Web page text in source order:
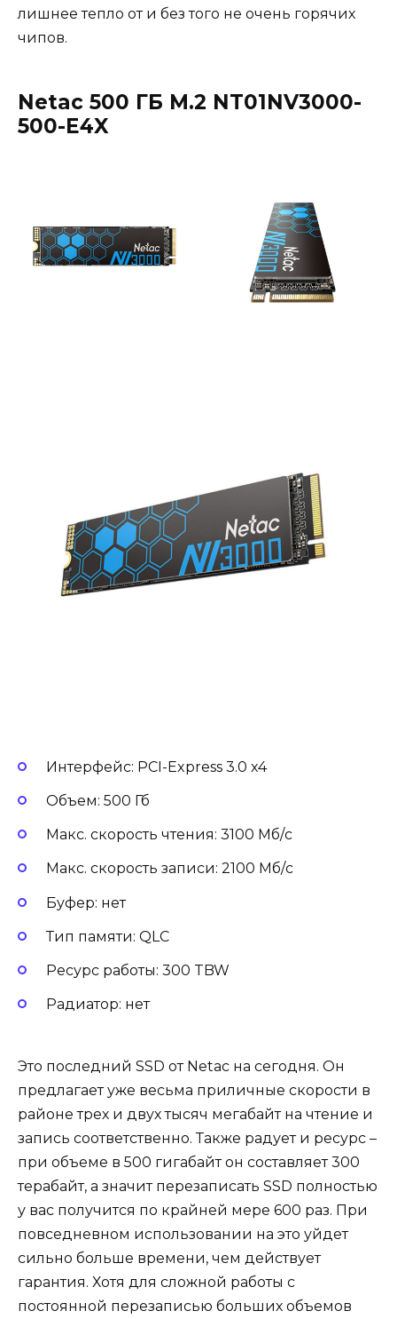
лишнее тепло от и без того не очень горячих
чипов.
Netac 500 ГБ M.2 NT01NV3000-
500-E4X
Интерфейс: PCI-Express 3.0 x4
Объем: 500 Гб
Макс. скорость чтения: 3100 Мб/с
Макс. скорость записи: 2100 Мб/с
Буфер: нет
Тип памяти: QLC
Ресурс работы: 300 TBW
Радиатор: нет
Это последний SSD от Netac на сегодня. Он
предлагает уже весьма приличные скорости в
районе трех и двух тысяч мегабайт на чтение и
запись соответственно. Также радует и ресурс –
при объеме в 500 гигабайт он составляет 300
терабайт, а значит перезаписать SSD полностью
у вас получится по крайней мере 600 раз. При
повседневном использовании на это уйдет
сильно больше времени, чем действует
гарантия. Хотя для сложной работы с
постоянной перезаписью больших объемов